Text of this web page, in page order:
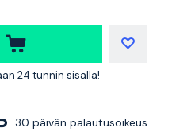
24 tunnin sisällä!
30 päivän palautusoikeus